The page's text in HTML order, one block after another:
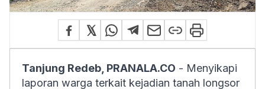
Tanjung Redeb, PRANALA.CO - Menyikapi
laporan warga terkait kejadian tanah longsor